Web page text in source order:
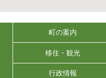
町の案内
移住・観光
行政情報